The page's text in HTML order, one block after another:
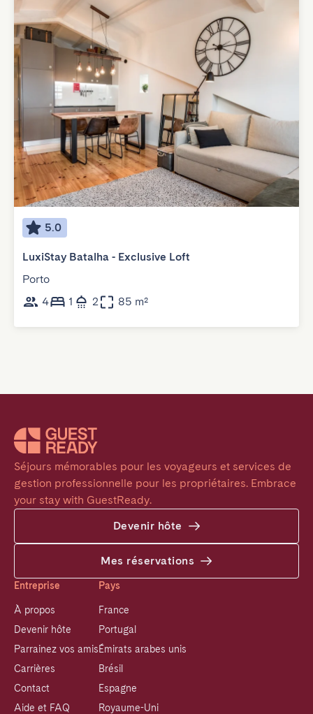
5.0
LuxiStay Batalha - Exclusive Loft
Porto
4
1 2 85 m²
Séjours mémorables pour les voyageurs et services de
gestion professionnelle pour les propriétaires. Embrace
your stay with GuestReady.
Devenir hôte
Mes réservations
Entreprise
À propos
Devenir hôte
Parrainez vos amis
Carrières
Contact
Aide et FAQ
Pays
France
Portugal
Émirats arabes unis
Brésil
Espagne
Royaume-Uni